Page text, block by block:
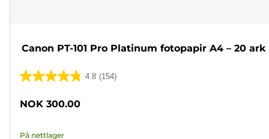
Canon PT-101 Pro Platinum fotopapir A4 – 20 ark
4.8 (154)
4.8
5
NOK 300.00
På nettlager